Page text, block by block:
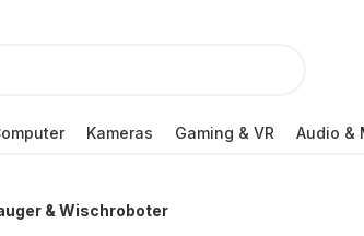
Kameras Gaming & VR Audio &
& Wischroboter